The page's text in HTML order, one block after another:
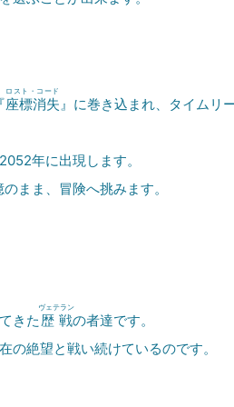
座標消失
ロスト・コード
』に巻き込まれ、タイムリ
年に出現します。
のまま、冒険へ挑みます。
きた 歴戦
ヴェテラン
の者達です。
絶望と戦い続けているのです。